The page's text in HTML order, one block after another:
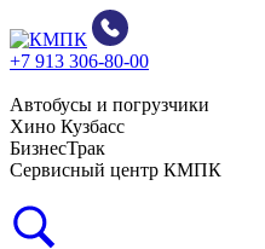
+7 913 306-80-00
Автобусы и погрузчики
Хино Кузбасс
БизнесТрак
Сервисный центр КМПК